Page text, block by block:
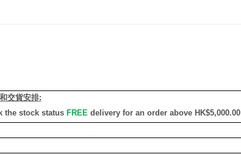
交貨安排:
the stock status FREE delivery for an order above HK$5,000.00